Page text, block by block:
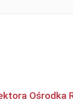
Ośrodka